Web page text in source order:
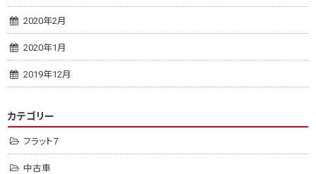
2020年2月
2020年1月
2019年12月
カテゴリー
フラット７
中古車